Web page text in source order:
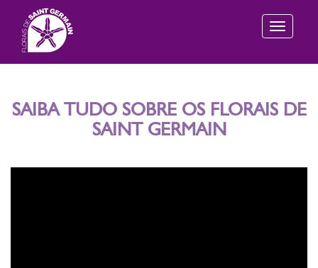
Toggle
SAIBA TUDO SOBRE OS FLORAIS DE
SAINT GERMAIN